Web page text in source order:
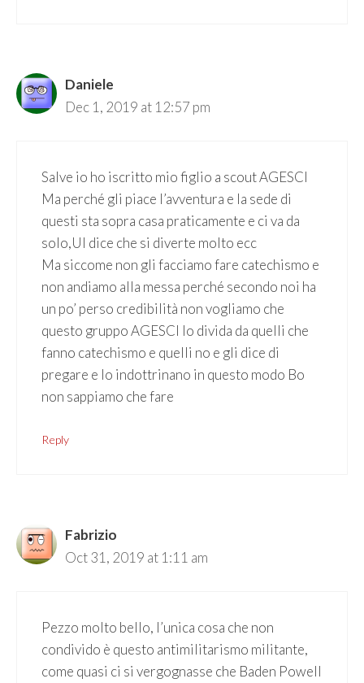
Daniele
Dec 1, 2019 at 12:57 pm
Salve io ho iscritto mio figlio a scout AGESCI
Ma perché gli piace l’avventura e la sede di
questi sta sopra casa praticamente e ci va da
solo,UI dice che si diverte molto ecc
Ma siccome non gli facciamo fare catechismo e
non andiamo alla messa perché secondo noi ha
un po’ perso credibilità non vogliamo che
questo gruppo AGESCI lo divida da quelli che
fanno catechismo e quelli no e gli dice di
pregare e lo indottrinano in questo modo Bo
non sappiamo che fare
Reply
Fabrizio
Oct 31, 2019 at 1:11 am
Pezzo molto bello, l’unica cosa che non
condivido è questo antimilitarismo militante,
come quasi ci si vergognasse che Baden Powell